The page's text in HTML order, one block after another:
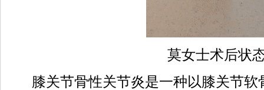
莫女士术后状
膝关节骨性关节炎是一种以膝关节